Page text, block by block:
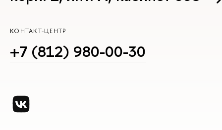
КОНТАКТ-ЦЕНТР
+7 (812) 980-00-30